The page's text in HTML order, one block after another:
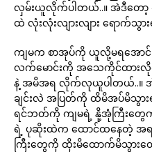
လှမ်းယူလိုက်ပါတယ်..။ အဲဒီတေ
ထဲ လုံးလုံးလျားလျား ရောက်သွာ
ကျမက စာအုပ်ကို ယူလို့မရအော
လက်မောင်းကို အသေကိုင်ထား
နဲ့ အမိအရ လိုက်လုယူပါတယ်..။
ချင်းလဲ အပြတ်ကို ထိမိအပ်မိသွား
ရင်ဘတ်ကို ကျမရဲ့ နို့အုံကြီးတွေ
ရဲ့ ပုဆိုးထဲက ထောင်ထနေတဲ့ အရ
ကြီးတွေကို ထိုးမိထောက်မိသွားတ